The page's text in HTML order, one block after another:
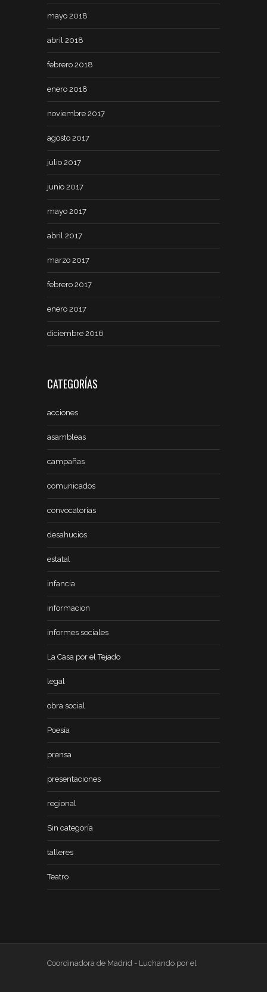
mayo 2018
abril 2018
febrero 2018
enero 2018
noviembre 2017
agosto 2017
julio 2017
junio 2017
mayo 2017
abril 2017
marzo 2017
febrero 2017
enero 2017
diciembre 2016
CATEGORÍAS
acciones
asambleas
campañas
comunicados
convocatorias
desahucios
estatal
infancia
informacion
informes sociales
La Casa por el Tejado
legal
obra social
Poesía
prensa
presentaciones
regional
Sin categoría
talleres
Teatro
Coordinadora de Madrid - Luchando por el